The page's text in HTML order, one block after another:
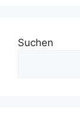
Suchen